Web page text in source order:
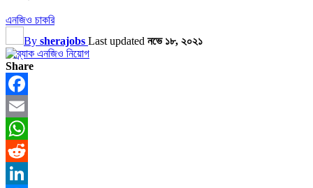
এনজিও চাকরি
By sherajobs Last updated নভে ১৮, ২০২১
Share
Facebook
Email
WhatsApp
Reddit